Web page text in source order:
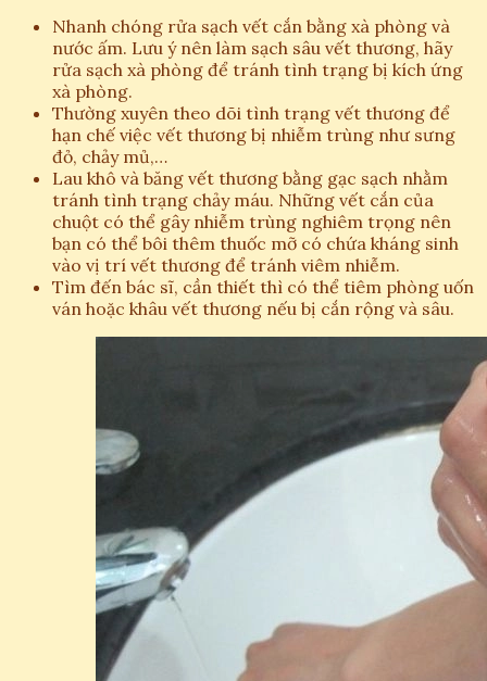
Nhanh chóng rửa sạch vết cắn bằng xà phòng và
nước ấm. Lưu ý nên làm sạch sâu vết thương, hãy
rửa sạch xà phòng để tránh tình trạng bị kích ứng
xà phòng.
Thường xuyên theo dõi tình trạng vết thương để
hạn chế việc vết thương bị nhiễm trùng như sưng
đỏ, chảy mủ,…
Lau khô và băng vết thương bằng gạc sạch nhằm
tránh tình trạng chảy máu. Những vết cắn của
chuột có thể gây nhiễm trùng nghiêm trọng nên
bạn có thể bôi thêm thuốc mỡ có chứa kháng sinh
vào vị trí vết thương để tránh viêm nhiễm.
Tìm đến bác sĩ, cần thiết thì có thể tiêm phòng uốn
ván hoặc khâu vết thương nếu bị cắn rộng và sâu.